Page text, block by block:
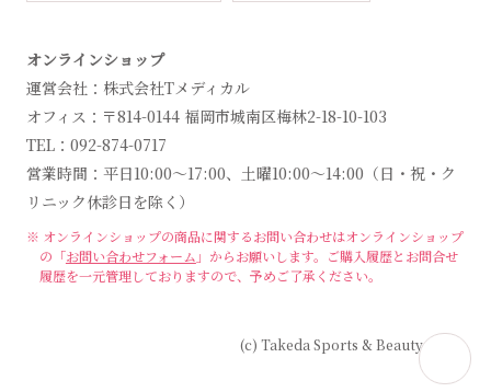
オンラインショップ
運営会社：株式会社Tメディカル
オフィス：〒814-0144 福岡市城南区梅林2-18-10-103
TEL：092-874-0717
営業時間：平日10:00～17:00、土曜10:00～14:00（日・祝・ク
リニック休診日を除く）
※ オンラインショップの商品に関するお問い合わせはオンラインショップ
の「お問い合わせフォーム 」からお願いします。 ご購入履歴とお問合せ
履歴を一元管理しておりますので、予めご了承ください。
(c) Takeda Sports & Beauty Clinic